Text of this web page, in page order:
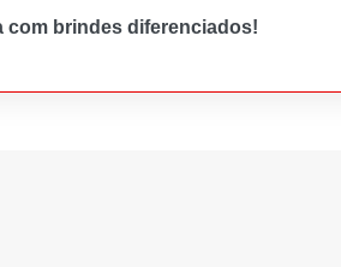
com brindes diferenciados!